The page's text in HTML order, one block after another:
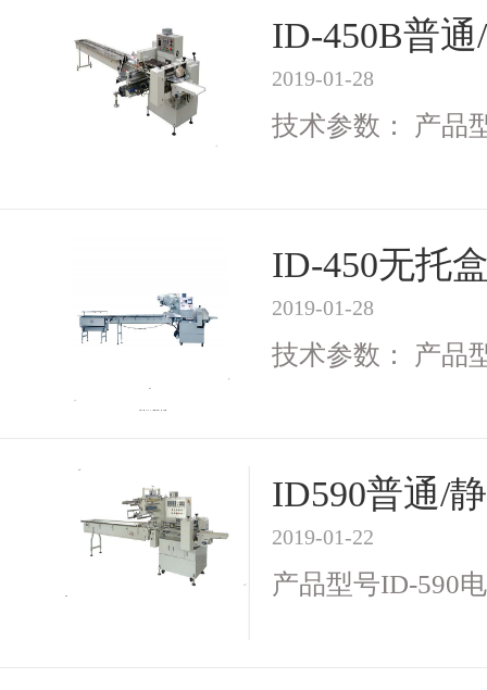
ID-450B普
2019-01-28
技术参数： 产品
ID-450无托
2019-01-28
技术参数： 产品
ID590普通/
2019-01-22
产品型号ID-590